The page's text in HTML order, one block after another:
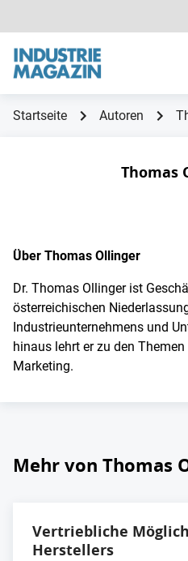
Startseite Autoren
Thomas
Über Thomas Ollinger
Dr. Thomas Ollinger ist
österreichischen
Industrieunternehmens und
hinaus lehrt er zu den
Marketing.
Mehr von Thomas
Vertriebliche
Herstellers